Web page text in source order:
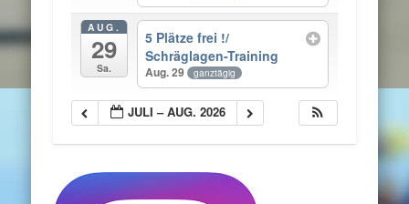
AUG.
29
Sa.
5 Plätze frei !/
Schräglagen-Training
Aug. 29 ganztägig
JULI – AUG. 2026